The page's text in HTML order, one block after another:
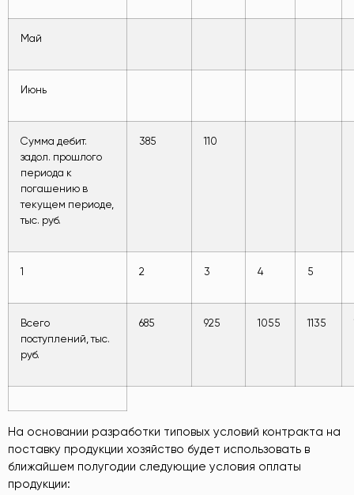
Май
Июнь
Сумма дебит.
задол. прошлого
периода к
погашению в
текущем периоде,
тыс. руб.
385 110
1 2 3 4 5
Всего
поступлений, тыс.
руб.
685 925 1055 1135
На основании разработки типовых условий контракта на
поставку продукции хозяйство будет использовать в
ближайшем полугодии следующие условия оплаты
продукции: